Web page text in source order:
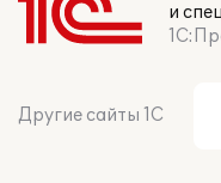
и
Другие сайты 1С